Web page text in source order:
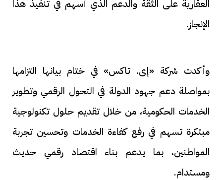
العقارية على الثقة والدعم الذي أسهم في تنفيذ هذا
الإنجاز.
وأكدت شركة «إى. تاكس» في ختام بيانها التزامها
بمواصلة دعم جهود الدولة في التحول الرقمي وتطوير
الخدمات الحكومية، من خلال تقديم حلول تكنولوجية
مبتكرة تسهم في رفع كفاءة الخدمات وتحسين تجربة
المواطنين، بما يدعم بناء اقتصاد رقمي حديث
ومستدام.